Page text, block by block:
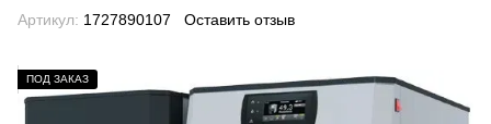
Артикул: 1727890107 Оставить отзыв
ПОД ЗАКАЗ